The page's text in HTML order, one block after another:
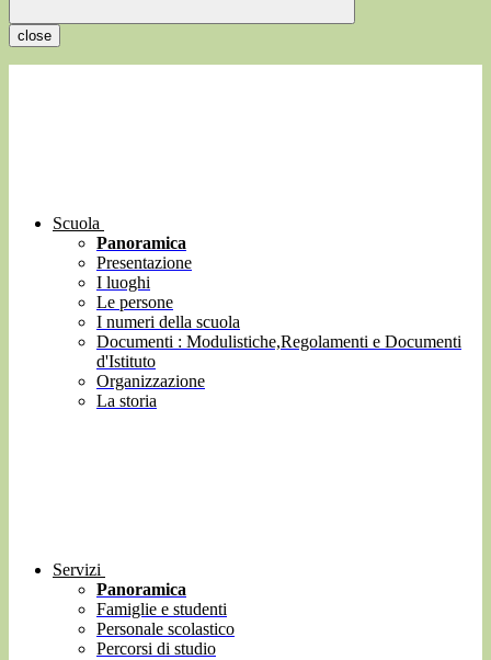
close
Scuola
Panoramica
Presentazione
I luoghi
Le persone
I numeri della scuola
Documenti : Modulistiche,Regolamenti e Documenti
d'Istituto
Organizzazione
La storia
Servizi
Panoramica
Famiglie e studenti
Personale scolastico
Percorsi di studio